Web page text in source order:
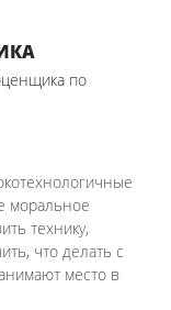
по
моральное
технику,
что делать с
место в